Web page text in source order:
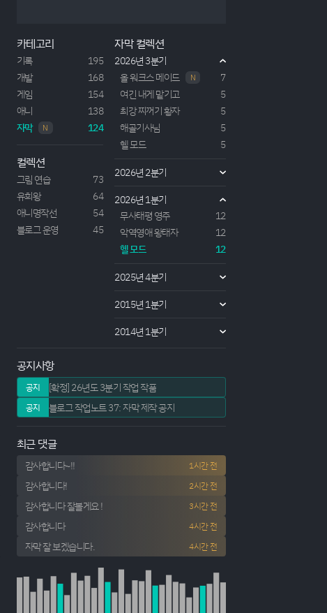
되고 전생특전으로 여러 스킬포인트 부여능력과 함께
메르피나와의 동행을 요구한다.끝없는 구애로 여신과
의 전생이 확장되고 주인공은 자신의 기억도 제물로
삼...
카테고리
기록
195
개발
168
게임
154
애니
138
자막
N 124
컬렉션
그림 연습
73
유희왕
64
애니명작선
54
블로그 운영
45
자막 컬렉션
2026년 3분기
올 워크스 메이드
N
7
여긴 내게 맡기고
5
최강 찌꺼기 황자
5
해골기사님
5
헬 모드
5
2026년 2분기
2026년 1분기
무사태평 영주
12
악역영애 왕태자
12
헬 모드
12
2025년 4분기
2015년 1분기
2014년 1분기
공지사항
공지 [확정] 26년도 3분기 작업 작품
공지 블로그 작업노트 37: 자막 제작 공지
최근 댓글
감사합니다~!! 1시간 전
감사합니다! 2시간 전
감사합니다 잘볼게요 ! 3시간 전
감사합니다 4시간 전
자막 잘 보겠습니다. 4시간 전